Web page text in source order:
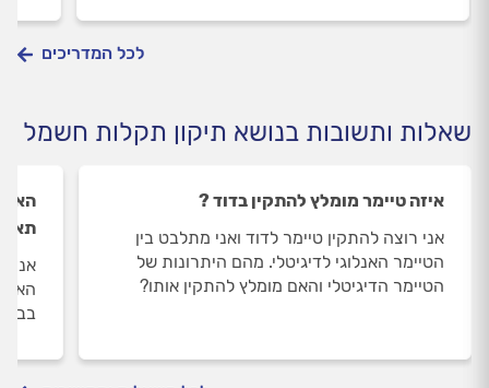
לכל המדריכים
שאלות ותשובות בנושא תיקון תקלות חשמל
איזה טיימר מומלץ להתקין בדוד ?
אני רוצה להתקין טיימר לדוד ואני מתלבט בין
הטיימר האנלוגי לדיגיטלי. מהם היתרונות של
הטיימר הדיגיטלי והאם מומלץ להתקין אותו?
האם
אני
האם